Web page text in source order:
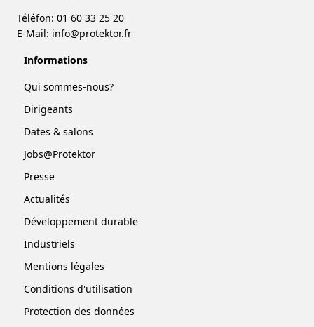
Téléfon: 01 60 33 25 20
E-Mail: info@protektor.fr
Informations
Qui sommes-nous?
Dirigeants
Dates & salons
Jobs@Protektor
Presse
Actualités
Développement durable
Industriels
Mentions légales
Conditions d'utilisation
Protection des données